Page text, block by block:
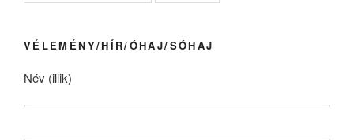
VÉLEMÉNY/HÍR/ÓHAJ/SÓHAJ
Név (illik)